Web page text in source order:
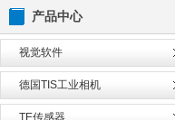
产品中心
视觉软件
德国TIS工业相机
TE传感器